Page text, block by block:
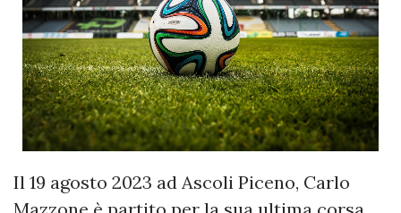
Il 19 agosto 2023 ad Ascoli Piceno, Carlo